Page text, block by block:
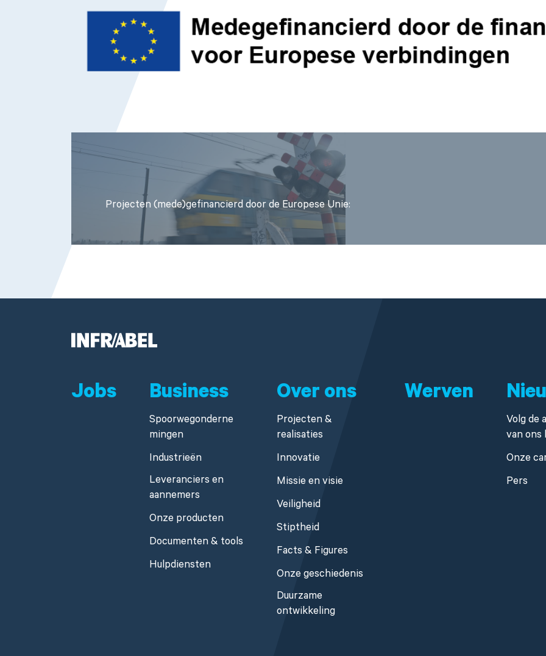
Projecten (mede)gefinancierd door de Europese Unie:
Jobs Business
Spoorwegonderne
mingen
Industrieën
Leveranciers en
aannemers
Onze producten
Documenten & tools
Hulpdiensten
Over ons
Projecten &
realisaties
Innovatie
Missie en visie
Veiligheid
Stiptheid
Facts & Figures
Onze geschiedenis
Duurzame
ontwikkeling
Werven
Volg de
van ons
Onze
Pers